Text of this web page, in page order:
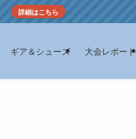
詳細はこちら
ギア＆シューズ 大会レポート